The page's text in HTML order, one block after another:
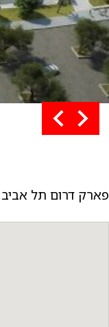
פארק דרום תל אביב